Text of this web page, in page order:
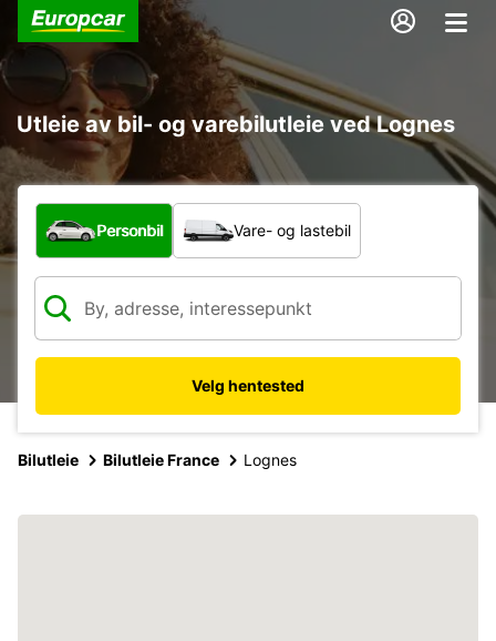
Utleie av bil- og varebilutleie ved Lognes
Hvilken type bil?
Personbil Vare- og lastebil
Velg hentested
Bilutleie Bilutleie France Lognes